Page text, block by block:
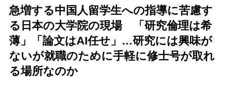
急増する中国人留学生への指導に苦慮す
る日本の大学院の現場 「研究倫理は希
薄」「論文はAI任せ」…研究には興味が
ないが就職のために手軽に修士号が取れ
る場所なのか